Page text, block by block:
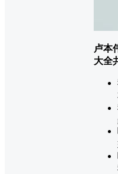
卢本
大全